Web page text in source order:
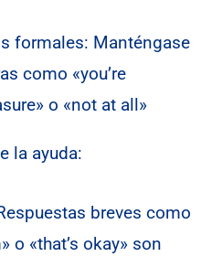
formales: Manténgase
como «you’re
o «not at all»
la ayuda:
breves como
o «that’s okay» son